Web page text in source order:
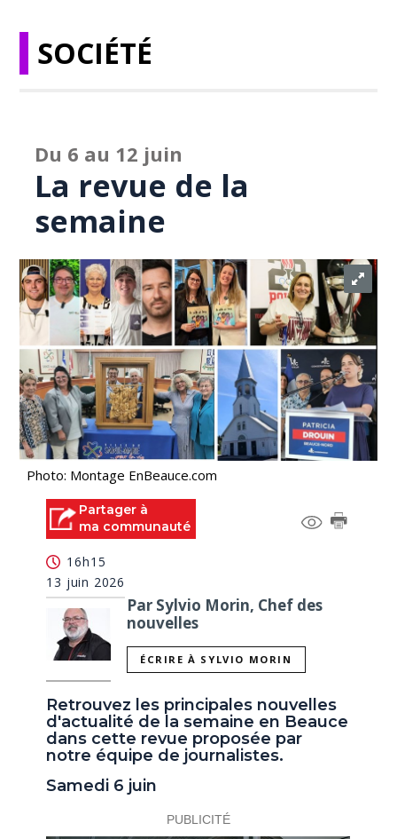
SOCIÉTÉ
Du 6 au 12 juin
La revue de la
semaine
Photo: Montage EnBeauce.com
Partager à
ma communauté
16h15
13 juin 2026
Par Sylvio Morin, Chef des
nouvelles
ÉCRIRE À SYLVIO MORIN
Retrouvez les principales nouvelles
d'actualité de la semaine en Beauce
dans cette revue proposée par
notre équipe de journalistes.
Samedi 6 juin